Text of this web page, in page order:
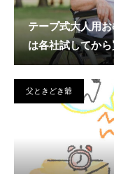
テープ式大人用
は各社試してか
父ときどき爺